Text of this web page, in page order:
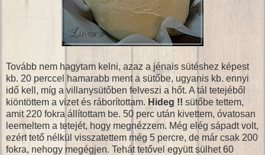
Tovább nem hagytam kelni, azaz a jénais sütéshez képest
kb. 20 perccel hamarabb ment a sütőbe, ugyanis kb. ennyi
idő kell, míg a villanysütőben felveszi a hőt. A tál tetejéből
kiöntöttem a vizet és ráborítottam. Hideg !! sütőbe tettem,
amit 220 fokra állítottam be. 50 perc után kivettem, óvatosan
leemeltem a tetejét, hogy megnézzem. Még elég sápadt volt,
ezért tető nélkül visszatettem még 5 percre, de már csak 200
fokra, nehogy megégjen. Tehát tetővel együtt sülhet 60